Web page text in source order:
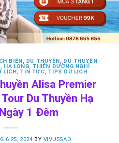
BIỂN, DU THUYỀN, DU THUYỀN
, HẠ LONG, THIÊN ĐƯỜNG NGHỈ
LỊCH, TIN TỨC, TIPS DU LỊCH
Alisa Premier
Du Thuyền Hạ
1 Đêm
6 25, 2024 BY VIVU5SAO